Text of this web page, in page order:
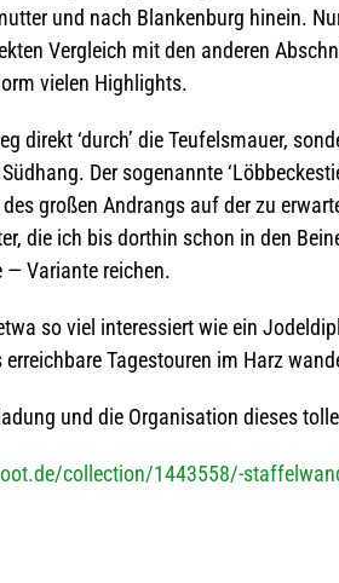
und nach Blan­ken­burg hin­ein.
Ver­gleich mit den ande­ren
vie­len Highlights.
direkt ‘durch’ die Teu­fels­mauer,
Der soge­nannte
gro­ßen Andrangs auf der zu
die ich bis dort­hin schon in den
— Vari­ante reichen.
so viel inter­es­siert wie ein
Tages­tou­ren im Harz
und die Orga­ni­sa­tion die­ses
collection/1443558/-